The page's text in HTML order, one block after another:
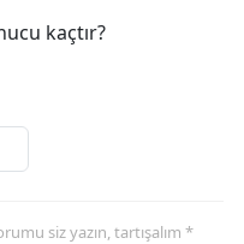
kaçtır?
siz yazın, tartışalım *